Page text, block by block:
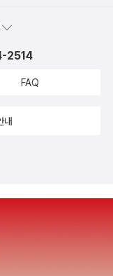
만화같은 느낌의 그림
웃으면서 그안에 있
! 갖고 싶다라는 생각
도서관에 가서 빌려
창 과학그것도 이렇게
2514
FAQ
내